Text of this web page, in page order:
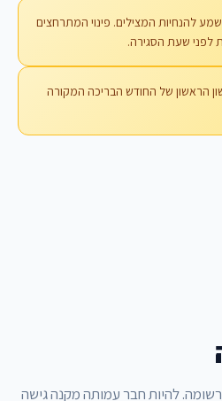
להנחיות המצילים. פינוי המתרחצים
הראשון של החודש הבריכה המקורה
להיות חבר עמותה מקנה גישה